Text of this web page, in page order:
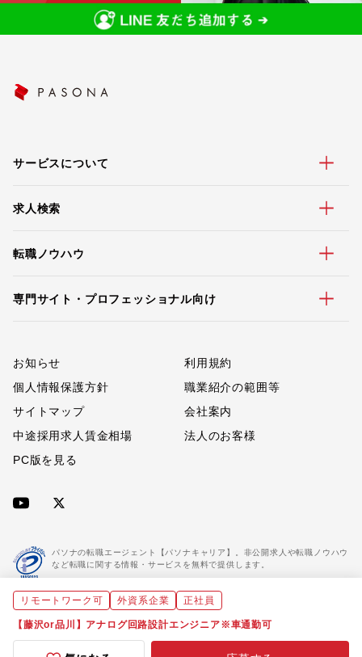
サービスについて
求人検索
転職ノウハウ
専門サイト・プロフェッショナル向け
お知らせ
利用規約
個人情報保護方針
職業紹介の範囲等
サイトマップ
会社案内
中途採用求人賃金相場
法人のお客様
PC版を見る
パソナの転職エージェント【パソナキャリア】。非公開求人や転職ノウハウ
など転職に関する情報・サービスを無料で提供します。
「パソナキャリア」は職業紹介優良事業者に認定されています。
リモートワーク可 外資系企業 正社員
【藤沢or品川】アナログ回路設計エンジニア※車通勤可